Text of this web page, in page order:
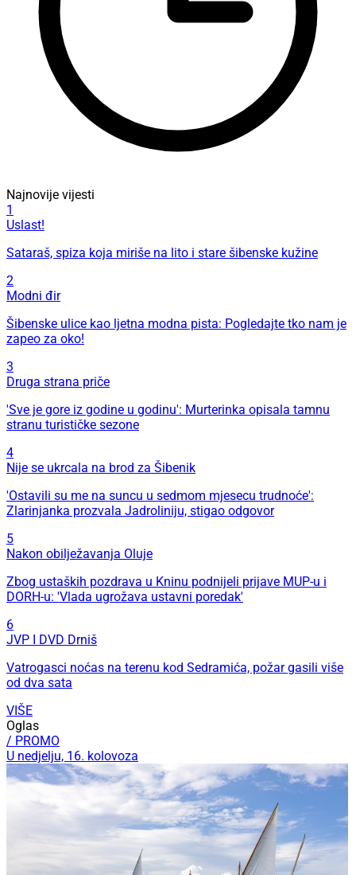
Najnovije vijesti
1
Uslast!
Sataraš, spiza koja miriše na lito i stare šibenske kužine
2
Modni đir
Šibenske ulice kao ljetna modna pista: Pogledajte tko nam je
zapeo za oko!
3
Druga strana priče
'Sve je gore iz godine u godinu': Murterinka opisala tamnu
stranu turističke sezone
4
Nije se ukrcala na brod za Šibenik
'Ostavili su me na suncu u sedmom mjesecu trudnoće':
Zlarinjanka prozvala Jadroliniju, stigao odgovor
5
Nakon obilježavanja Oluje
Zbog ustaških pozdrava u Kninu podnijeli prijave MUP-u i
DORH-u: 'Vlada ugrožava ustavni poredak'
6
JVP I DVD Drniš
Vatrogasci noćas na terenu kod Sedramića, požar gasili više
od dva sata
VIŠE
Oglas
/ PROMO
U nedjelju, 16. kolovoza